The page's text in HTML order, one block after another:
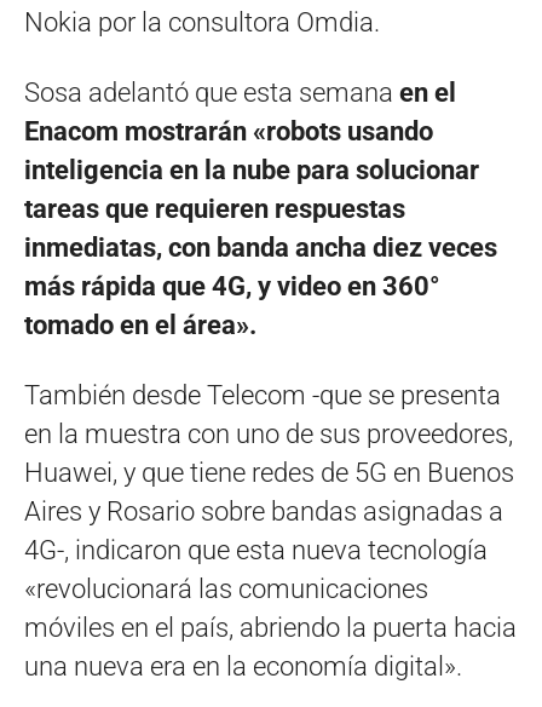
Nokia por la consultora Omdia.
Sosa adelantó que esta semana en el
Enacom mostrarán «robots usando
inteligencia en la nube para solucionar
tareas que requieren respuestas
inmediatas, con banda ancha diez veces
más rápida que 4G, y video en 360°
tomado en el área».
También desde Telecom -que se presenta
en la muestra con uno de sus proveedores,
Huawei, y que tiene redes de 5G en Buenos
Aires y Rosario sobre bandas asignadas a
4G-, indicaron que esta nueva tecnología
«revolucionará las comunicaciones
móviles en el país, abriendo la puerta hacia
una nueva era en la economía digital».